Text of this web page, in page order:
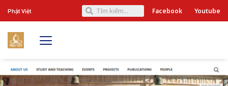
Phật Việt Facebook Youtube